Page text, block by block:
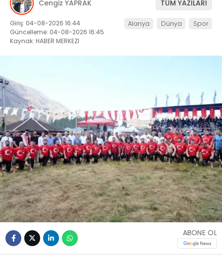
DOĞAN
Ana Sayfa›Dünya
GÖKBEL’DE ZİRVE
DEĞİŞMEDİ:
BAŞPEHLİVAN ENES
DOĞAN